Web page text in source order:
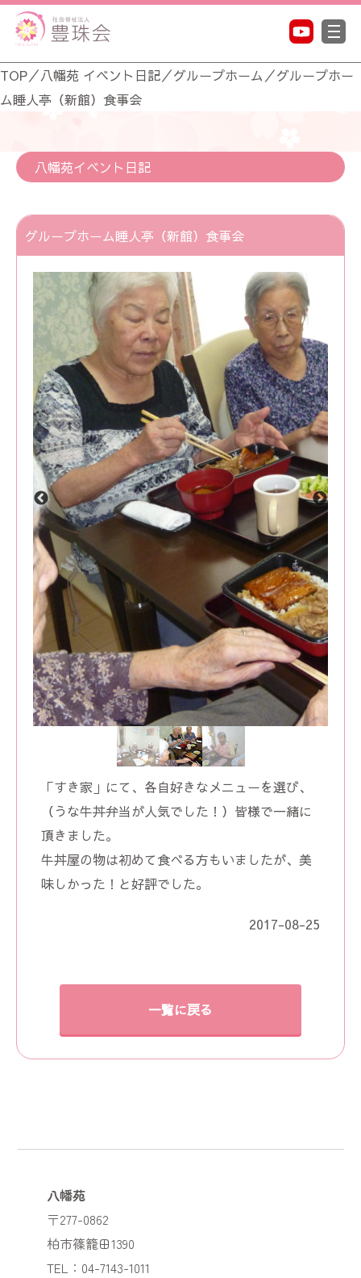
TOP／八幡苑 イベント日記／グループホーム ／グループホー
ム睡人亭（新館）食事会
八幡苑イベント日記
グループホーム睡人亭（新館）食事会
「すき家」にて、各自好きなメニューを選び、
（うな牛丼弁当が人気でした！）皆様で一緒に
頂きました。
牛丼屋の物は初めて食べる方もいましたが、美
味しかった！と好評でした。
2017-08-25
一覧に戻る
八幡苑
〒277-0862
柏市篠籠田1390
TEL：04-7143-1011